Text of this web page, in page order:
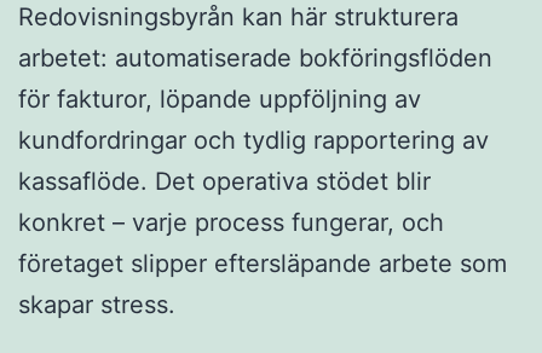
Redovisningsbyrån kan här strukturera
arbetet: automatiserade bokföringsflöden
för fakturor, löpande uppföljning av
kundfordringar och tydlig rapportering av
kassaflöde. Det operativa stödet blir
konkret – varje process fungerar, och
företaget slipper eftersläpande arbete som
skapar stress.